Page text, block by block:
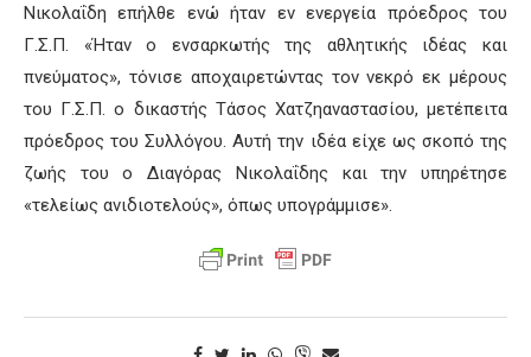
Νικολαΐδη επήλθε ενώ ήταν εν ενεργεία πρόεδρος του
Γ.Σ.Π. «Ήταν ο ενσαρκωτής της αθλητικής ιδέας και
πνεύματος», τόνισε αποχαιρετώντας τον νεκρό εκ μέρους
του Γ.Σ.Π. ο δικαστής Τάσος Χατζηαναστασίου, μετέπειτα
πρόεδρος του Συλλόγου. Αυτή την ιδέα είχε ως σκοπό της
ζωής του ο Διαγόρας Νικολαΐδης και την υπηρέτησε
«τελείως ανιδιοτελούς», όπως υπογράμμισε».